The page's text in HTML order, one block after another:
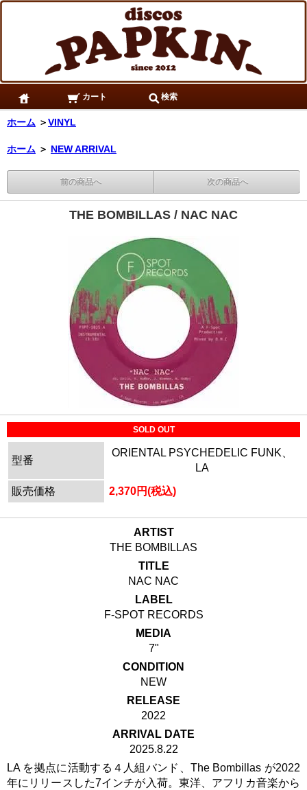
カート 検索
ホーム ＞VINYL
ホーム ＞ NEW ARRIVAL
前の商品へ 次の商品へ
THE BOMBILLAS / NAC NAC
SOLD OUT
型番
ORIENTAL PSYCHEDELIC FUNK、
LA
販売価格
2,370円(税込)
ARTIST
THE BOMBILLAS
TITLE
NAC NAC
LABEL
F-SPOT RECORDS
MEDIA
7"
CONDITION
NEW
RELEASE
2022
ARRIVAL DATE
2025.8.22
LA を拠点に活動する４人組バンド、The Bombillas が2022
年にリリースした7インチが入荷。東洋、アフリカ音楽から